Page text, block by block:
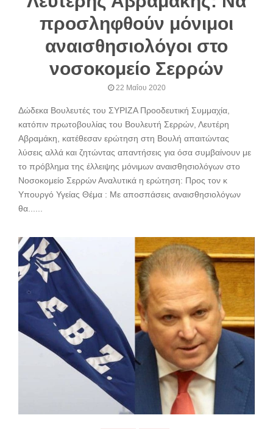
προσληφθούν μόνιμοι
αναισθησιολόγοι στο
νοσοκομείο Σερρών
22 Μαΐου 2020
Δώδεκα Βουλευτές του ΣΥΡΙΖΑ Προοδευτική Συμμαχία,
κατόπιν πρωτοβουλίας του Βουλευτή Σερρών, Λευτέρη
Αβραμάκη, κατέθεσαν ερώτηση στη Βουλή απαιτώντας
λύσεις αλλά και ζητώντας απαντήσεις για όσα συμβαίνουν με
το πρόβλημα της έλλειψης μόνιμων αναισθησιολόγων στο
Νοσοκομείο Σερρών Αναλυτικά η ερώτηση: Προς τον κ
Υπουργό Υγείας Θέμα : Με αποσπάσεις αναισθησιολόγων
θα......